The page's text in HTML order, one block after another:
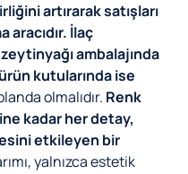
artırarak satışları
İlaç
zeytinyağı ambalajında
ürün kutularında ise
olmalıdır. Renk
kadar her detay,
etkileyen bir
yalnızca estetik